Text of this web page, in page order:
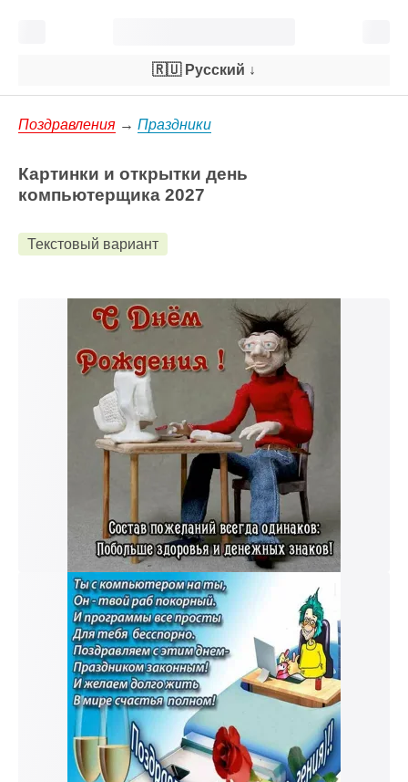
🇷🇺 Русский ↓
Поздравления → Праздники
Картинки и открытки день
компьютерщика 2027
Текстовый вариант
и пришлем поздравление!